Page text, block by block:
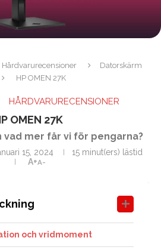
Hårdvarurecensioner
Datorskärm
HP OMEN 27K
HÅRDVARURECENSIONER
OMEN 27K
mer får vi för pengarna?
15, 2024
15 minut(ers) lästid
A+A-
och vridmoment